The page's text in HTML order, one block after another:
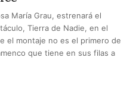
María Grau, estrenará el
Tierra de Nadie, en el
el montaje no es el primero de
que tiene en sus filas a